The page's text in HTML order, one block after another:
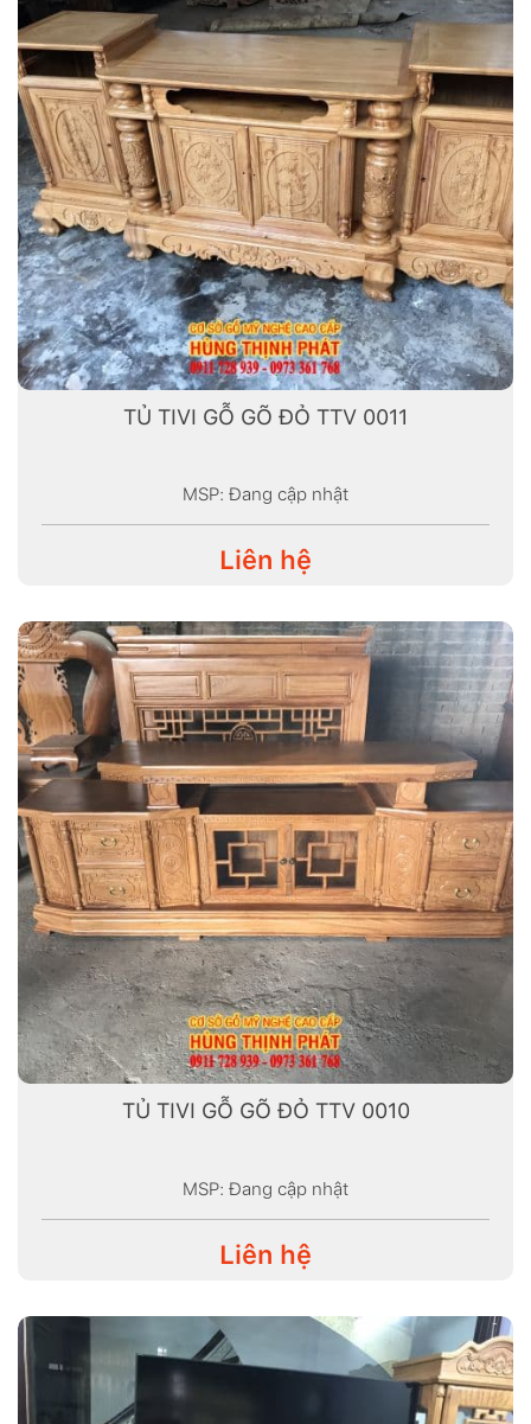
TỦ TIVI GỖ GÕ ĐỎ TTV 0011
MSP: Đang cập nhật
Liên hệ
TỦ TIVI GỖ GÕ ĐỎ TTV 0010
MSP: Đang cập nhật
Liên hệ